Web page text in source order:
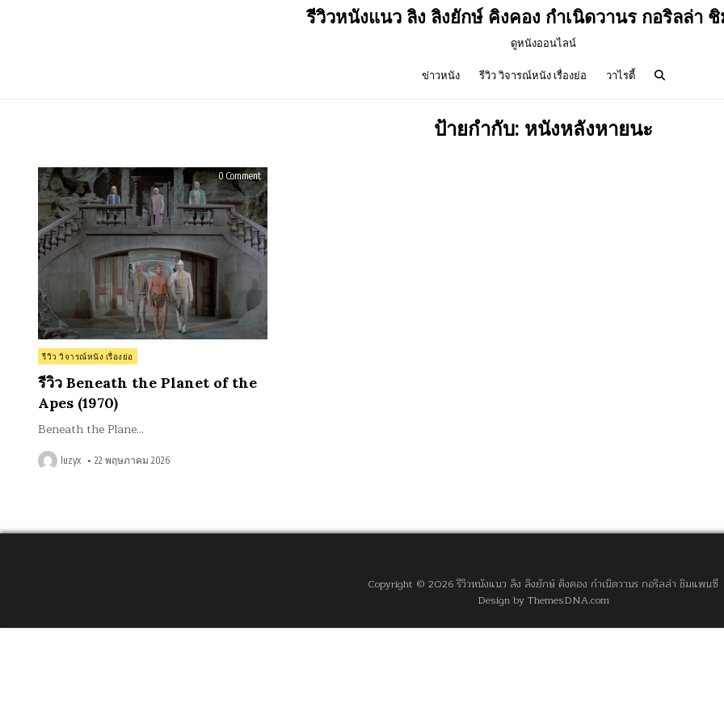
รีวิวหนังแนว ลิง ลิงยักษ์ คิงคอง กำเนิดวานร กอริลล่า
ดูหนังออนไลน์
ข่าวหนัง รีวิว วิจารณ์หนัง เรื่องย่อ วาไรตี้
ป้ายกำกับ: หนังหลังหายนะ
0 Commenton
รีวิว
Beneath
the
Planet
of
the
Apes
(1970)
Posted
in
รีวิว วิจารณ์หนัง เรื่องย่อ
รีวิว Beneath the Planet of the
Apes (1970)
Beneath the Plane…
luzyx 22 พฤษภาคม 2026
Copyright © 2026 รีวิวหนังแนว ลิง ลิงยักษ์ คิงคอง กำเนิดวานร กอริลล่า ชิมแพนซี
Design by ThemesDNA.com